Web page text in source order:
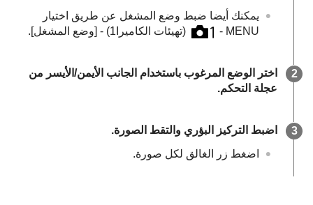
يمكنك أيضا ضبط وضع المشغل عن طريق اختيار
MENU
-
(تهيئات الكاميرا1‎‏ ) - [وضع المشغل].
اختر الوضع المرغوب باستخدام الجانب الأيمن/الأيسر من
عجلة التحكم.
اضبط التركيز البؤري والتقط الصورة.
اضغط زر الغالق لكل صورة.